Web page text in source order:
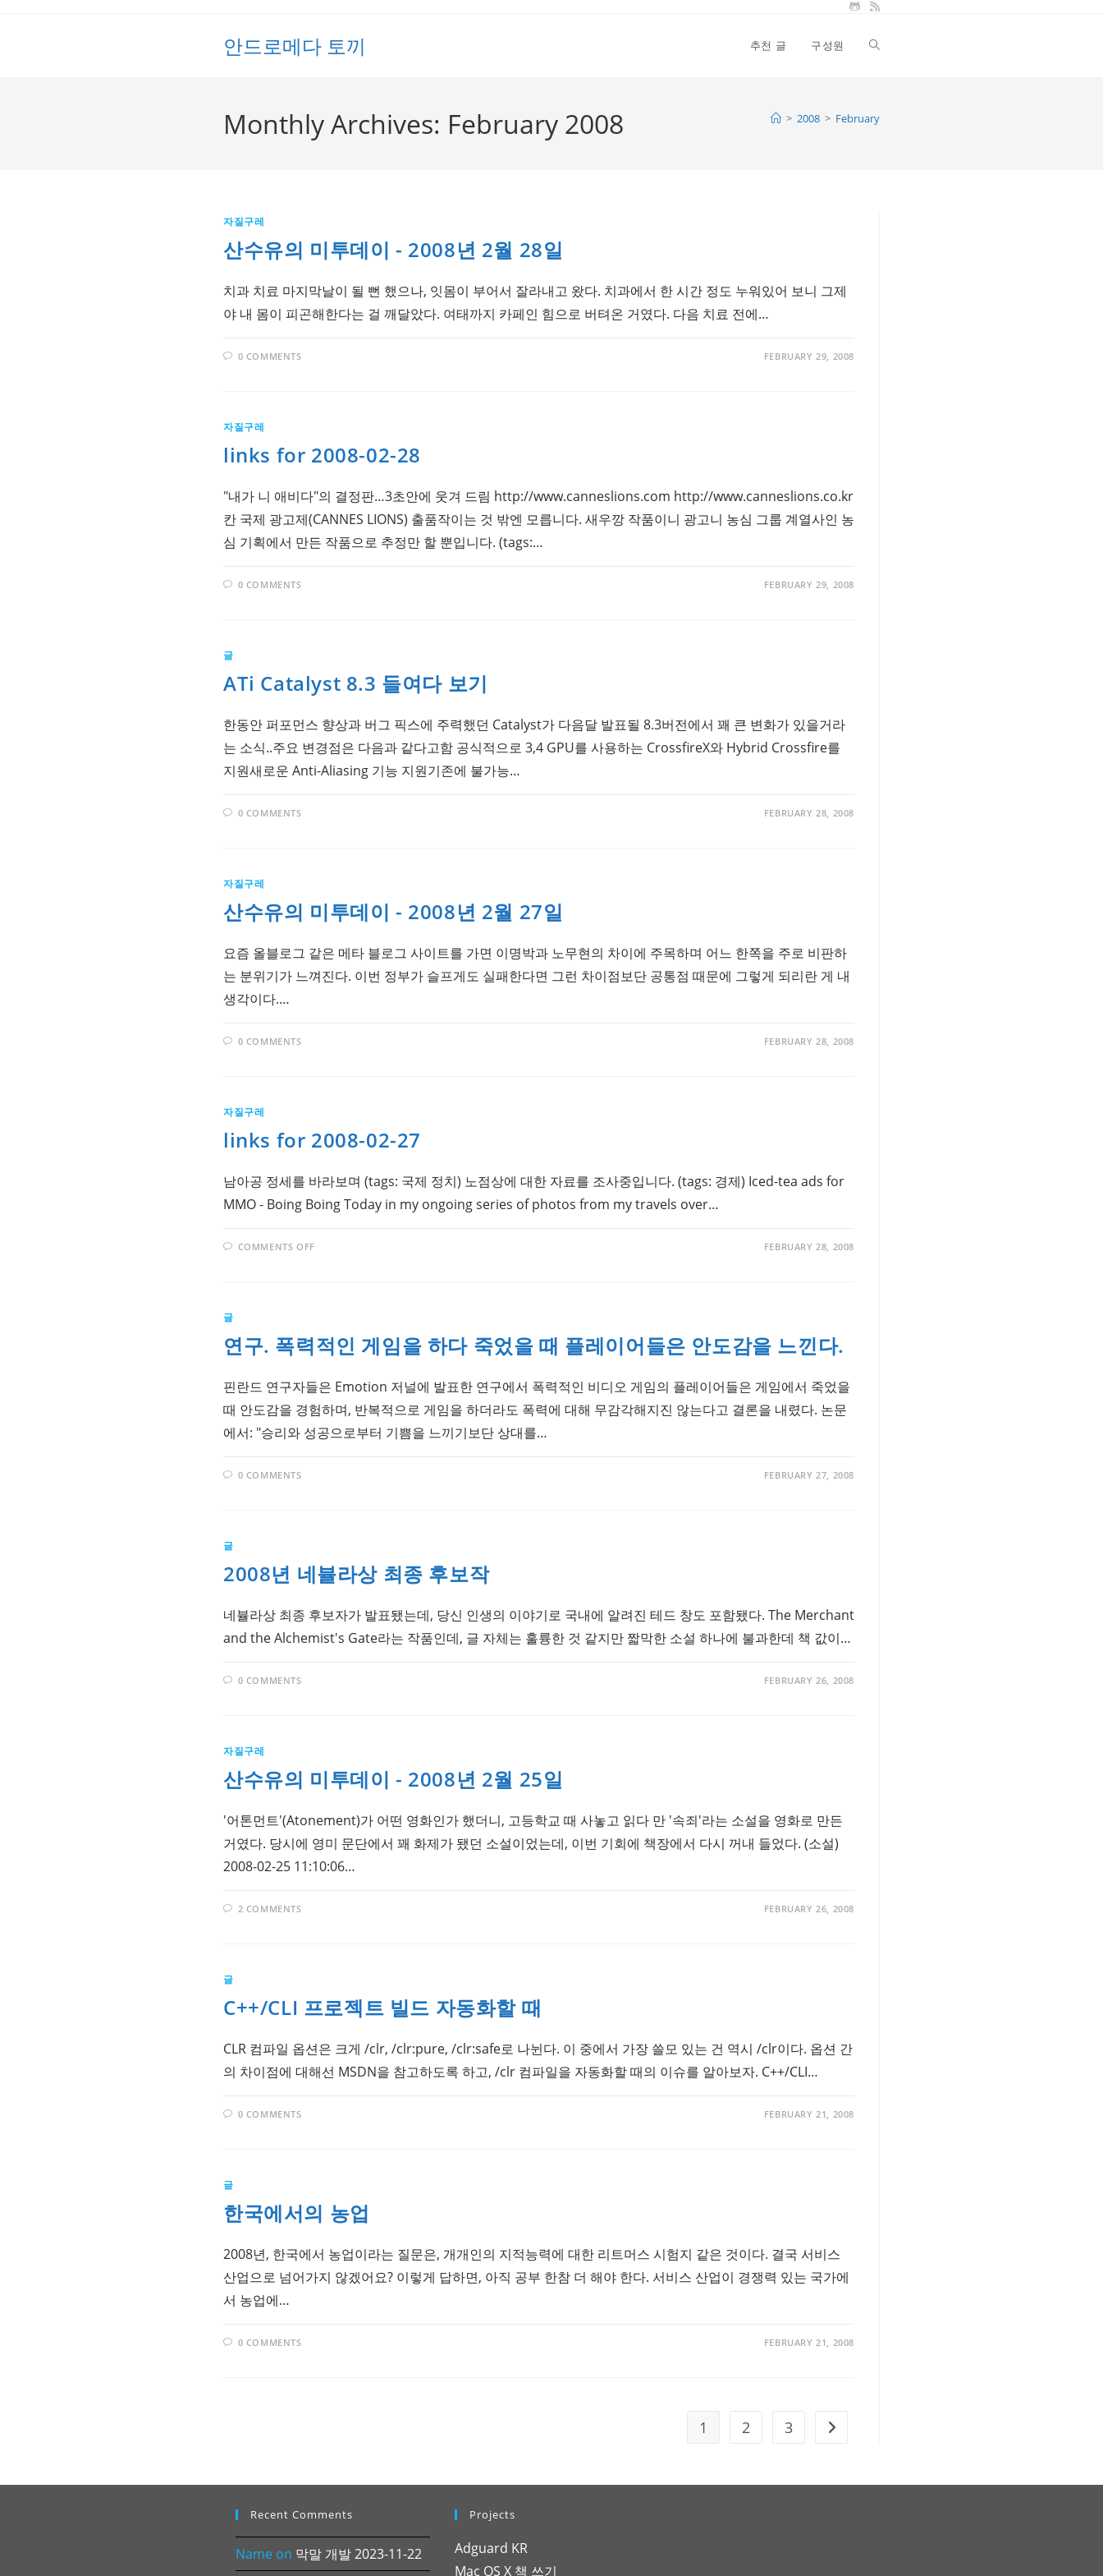
안드로메다 토끼 추천 글 구성원 Toggle
Monthly Archives: February 2008 > 2008 > February
자질구레
산수유의 미투데이 - 2008년 2월 28일
치과 치료 마지막날이 될 뻔 했으나, 잇몸이 부어서 잘라내고 왔다. 치과에서 한 시간 정도 누워있어 보니 그제
야 내 몸이 피곤해한다는 걸 깨달았다. 여태까지 카페인 힘으로 버텨온 거였다. 다음 치료 전에…
0 COMMENTS FEBRUARY 29, 2008
자질구레
links for 2008-02-28
"내가 니 애비다"의 결정판…3초안에 웃겨 드림 http://www.canneslions.com http://www.canneslions.co.kr
칸 국제 광고제(CANNES LIONS) 출품작이는 것 밖엔 모릅니다. 새우깡 작품이니 광고니 농심 그룹 계열사인 농
심 기획에서 만든 작품으로 추정만 할 뿐입니다. (tags:…
0 COMMENTS FEBRUARY 29, 2008
글
ATi Catalyst 8.3 들여다 보기
한동안 퍼포먼스 향상과 버그 픽스에 주력했던 Catalyst가 다음달 발표될 8.3버전에서 꽤 큰 변화가 있을거라
는 소식..주요 변경점은 다음과 같다고함 공식적으로 3,4 GPU를 사용하는 CrossfireX와 Hybrid Crossfire를
지원새로운 Anti-Aliasing 기능 지원기존에 불가능…
0 COMMENTS FEBRUARY 28, 2008
자질구레
산수유의 미투데이 - 2008년 2월 27일
요즘 올블로그 같은 메타 블로그 사이트를 가면 이명박과 노무현의 차이에 주목하며 어느 한쪽을 주로 비판하
는 분위기가 느껴진다. 이번 정부가 슬프게도 실패한다면 그런 차이점보단 공통점 때문에 그렇게 되리란 게 내
생각이다.…
0 COMMENTS FEBRUARY 28, 2008
자질구레
links for 2008-02-27
남아공 정세를 바라보며 (tags: 국제 정치) 노점상에 대한 자료를 조사중입니다. (tags: 경제) Iced-tea ads for
MMO - Boing Boing Today in my ongoing series of photos from my travels over…
COMMENTS OFFON FEBRUARY 28, 2008
글
연구. 폭력적인 게임을 하다 죽었을 때 플레이어들은 안도감을 느낀다.
핀란드 연구자들은 Emotion 저널에 발표한 연구에서 폭력적인 비디오 게임의 플레이어들은 게임에서 죽었을
때 안도감을 경험하며, 반복적으로 게임을 하더라도 폭력에 대해 무감각해지진 않는다고 결론을 내렸다. 논문
에서: "승리와 성공으로부터 기쁨을 느끼기보단 상대를…
0 COMMENTS FEBRUARY 27, 2008
글
2008년 네뷸라상 최종 후보작
네뷸라상 최종 후보자가 발표됐는데, 당신 인생의 이야기로 국내에 알려진 테드 창도 포함됐다. The Merchant
and the Alchemist's Gate라는 작품인데, 글 자체는 훌륭한 것 같지만 짧막한 소설 하나에 불과한데 책 값이…
0 COMMENTS FEBRUARY 26, 2008
자질구레
산수유의 미투데이 - 2008년 2월 25일
'어톤먼트'(Atonement)가 어떤 영화인가 했더니, 고등학교 때 사놓고 읽다 만 '속죄'라는 소설을 영화로 만든
거였다. 당시에 영미 문단에서 꽤 화제가 됐던 소설이었는데, 이번 기회에 책장에서 다시 꺼내 들었다. (소설)
2008-02-25 11:10:06…
2 COMMENTS FEBRUARY 26, 2008
글
C++/CLI 프로젝트 빌드 자동화할 때
CLR 컴파일 옵션은 크게 /clr, /clr:pure, /clr:safe로 나뉜다. 이 중에서 가장 쓸모 있는 건 역시 /clr이다. 옵션 간
의 차이점에 대해선 MSDN을 참고하도록 하고, /clr 컴파일을 자동화할 때의 이슈를 알아보자. C++/CLI…
0 COMMENTS FEBRUARY 21, 2008
글
한국에서의 농업
2008년, 한국에서 농업이라는 질문은, 개개인의 지적능력에 대한 리트머스 시험지 같은 것이다. 결국 서비스
산업으로 넘어가지 않겠어요? 이렇게 답하면, 아직 공부 한참 더 해야 한다. 서비스 산업이 경쟁력 있는 국가에
서 농업에…
0 COMMENTS FEBRUARY 21, 2008
1 2 3 Go to the next page
Recent Comments
Name on 막말 개발 2023-11-22
Projects
Adguard KR
Mac OS X 책 쓰기